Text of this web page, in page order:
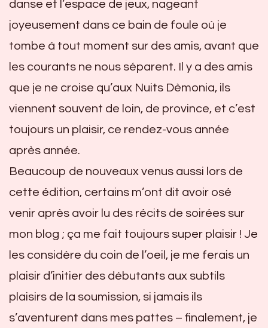
danse et l’espace de jeux, nageant
joyeusement dans ce bain de foule où je
tombe à tout moment sur des amis, avant que
les courants ne nous séparent. Il y a des amis
que je ne croise qu’aux Nuits Dèmonia, ils
viennent souvent de loin, de province, et c’est
toujours un plaisir, ce rendez-vous année
après année.
Beaucoup de nouveaux venus aussi lors de
cette édition, certains m’ont dit avoir osé
venir après avoir lu des récits de soirées sur
mon blog ; ça me fait toujours super plaisir ! Je
les considère du coin de l’oeil, je me ferais un
plaisir d’initier des débutants aux subtils
plaisirs de la soumission, si jamais ils
s’aventurent dans mes pattes – finalement, je